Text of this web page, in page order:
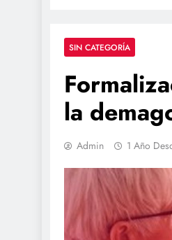
SIN CATEGORÍA
la
Admin 1 Año